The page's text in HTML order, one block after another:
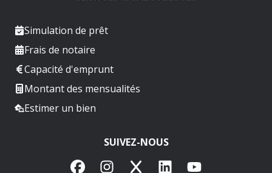
Simulation de prêt
Frais de notaire
Capacité d'emprunt
Montant des mensualités
Estimer un bien
SUIVEZ-NOUS
FacebookInstagram
X LinkedInYouTube